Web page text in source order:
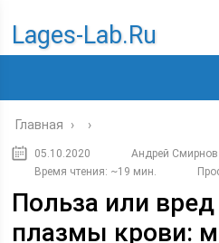
Lages-Lab.ru
Главная › ›
05.10.2020
Андрей Смирнов
Время чтения: ~19 мин.
Польза или
плазмы крови: